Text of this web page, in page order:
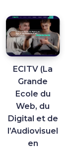
ECITV (La
Grande
Ecole du
Web, du
Digital et de
l’Audiovisuel
en